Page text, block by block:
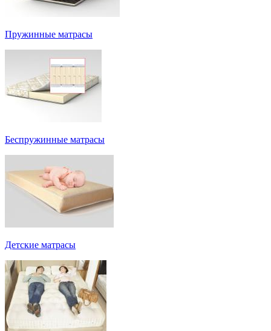
Пружинные матрасы
Беспружинные матрасы
Детские матрасы